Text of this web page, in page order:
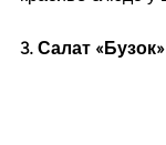
3. Салат «Бузок»